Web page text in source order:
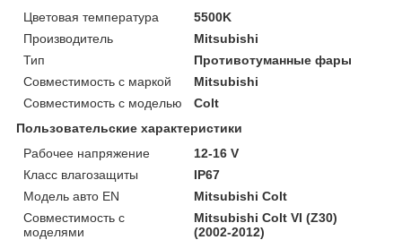
Цветовая температура
5500K
Производитель
Mitsubishi
Тип
Противотуманные фары
Совместимость с маркой
Mitsubishi
Совместимость с моделью
Colt
Пользовательские характеристики
Рабочее напряжение
12-16 V
Класс влагозащиты
IP67
Модель авто EN
Mitsubishi Colt
Совместимость с
моделями
Mitsubishi Colt VI (Z30)
(2002-2012)